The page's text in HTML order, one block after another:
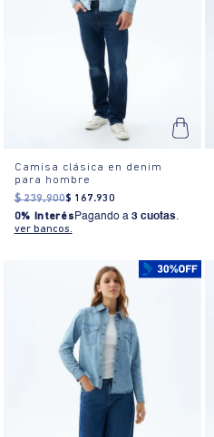
Camisa clásica en denim
para hombre
$ 239.900$ 167.930
0% Interés Pagando a 3 cuotas.
ver bancos.